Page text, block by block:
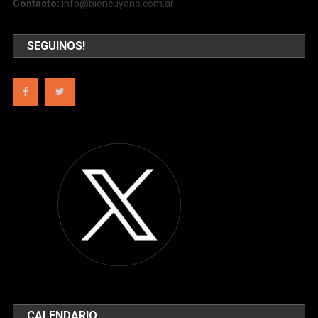
Contacto: info@biencuyano.com.ar
SEGUINOS!